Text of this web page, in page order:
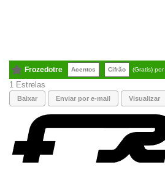
Frozedotre Acentos Cifrão (Gratis) por
1
Baixar Enviar por e-mail Visualizar